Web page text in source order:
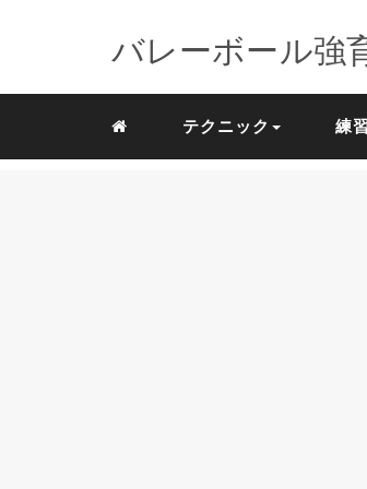
バレーボール強
テクニック 練